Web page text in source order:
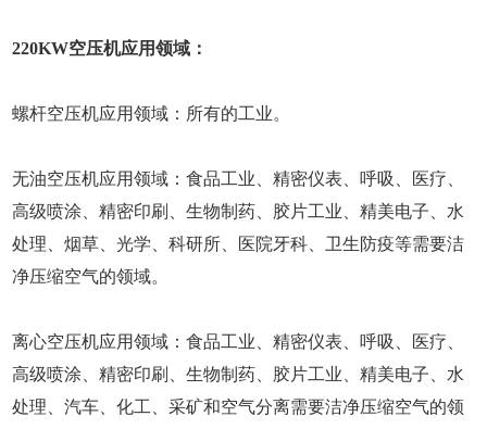
220KW空压机应用领域：
螺杆空压机应用领域：所有的工业。
无油空压机应用领域：食品工业、精密仪表、呼吸、医疗、
高级喷涂、精密印刷、生物制药、胶片工业、精美电子、水
处理、烟草、光学、科研所、医院牙科、卫生防疫等需要洁
净压缩空气的领域。
离心空压机应用领域：食品工业、精密仪表、呼吸、医疗、
高级喷涂、精密印刷、生物制药、胶片工业、精美电子、水
处理、汽车、化工、采矿和空气分离需要洁净压缩空气的领